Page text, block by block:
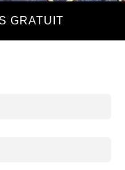
GRATUIT